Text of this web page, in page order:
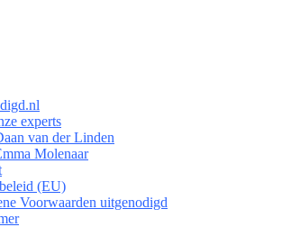
experts
van der Linden
Molenaar
(EU)
Voorwaarden uitgenodigd